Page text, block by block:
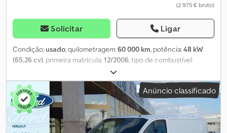
(2 975 € bruto)
Solicitar Ligar
Condição:usado, quilometragem:60 000 km, potência:48 kW
(65,26 cv) , primeira matrícula:12/2006 , tipo de combustível:
, tipo de engrenagem:
1º proprietário, proveniente de entidade municipal
Cjdpfjynqhmox Acioha * para mais informações,
preferencialmente por telefone
Anúncio classificado